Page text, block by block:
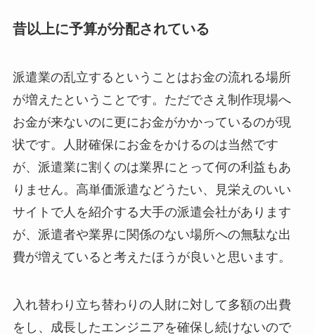
昔以上に予算が分配されている
派遣業の乱立するということはお金の流れる場所
が増えたということです。ただでさえ制作現場へ
お金が来ないのに更にお金がかかっているのが現
状です。人財確保にお金をかけるのは当然です
が、派遣業に割くのは業界にとって何の利益もあ
りません。高単価派遣などうたい、見栄えのいい
サイトで人を紹介する大手の派遣会社があります
が、派遣者や業界に関係のない場所への無駄な出
費が増えていると考えたほうが良いと思います。
入れ替わり立ち替わりの人財に対して多額の出費
をし、成長したエンジニアを確保し続けないので